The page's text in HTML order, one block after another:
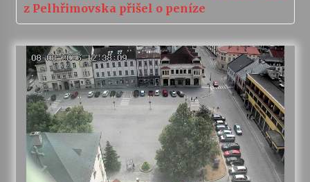
z Pelhřimovska přišel o peníze